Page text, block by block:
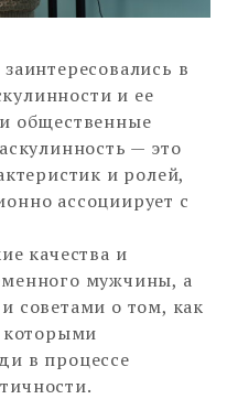
в
и ее
общественные
— это
и ролей,
ассоциирует с
качества и
мужчины, а
советами о том, как
которыми
в процессе